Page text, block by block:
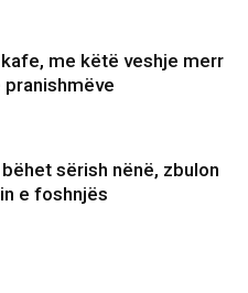
me këtë veshje merr
sërish nënë, zbulon
e foshnjës